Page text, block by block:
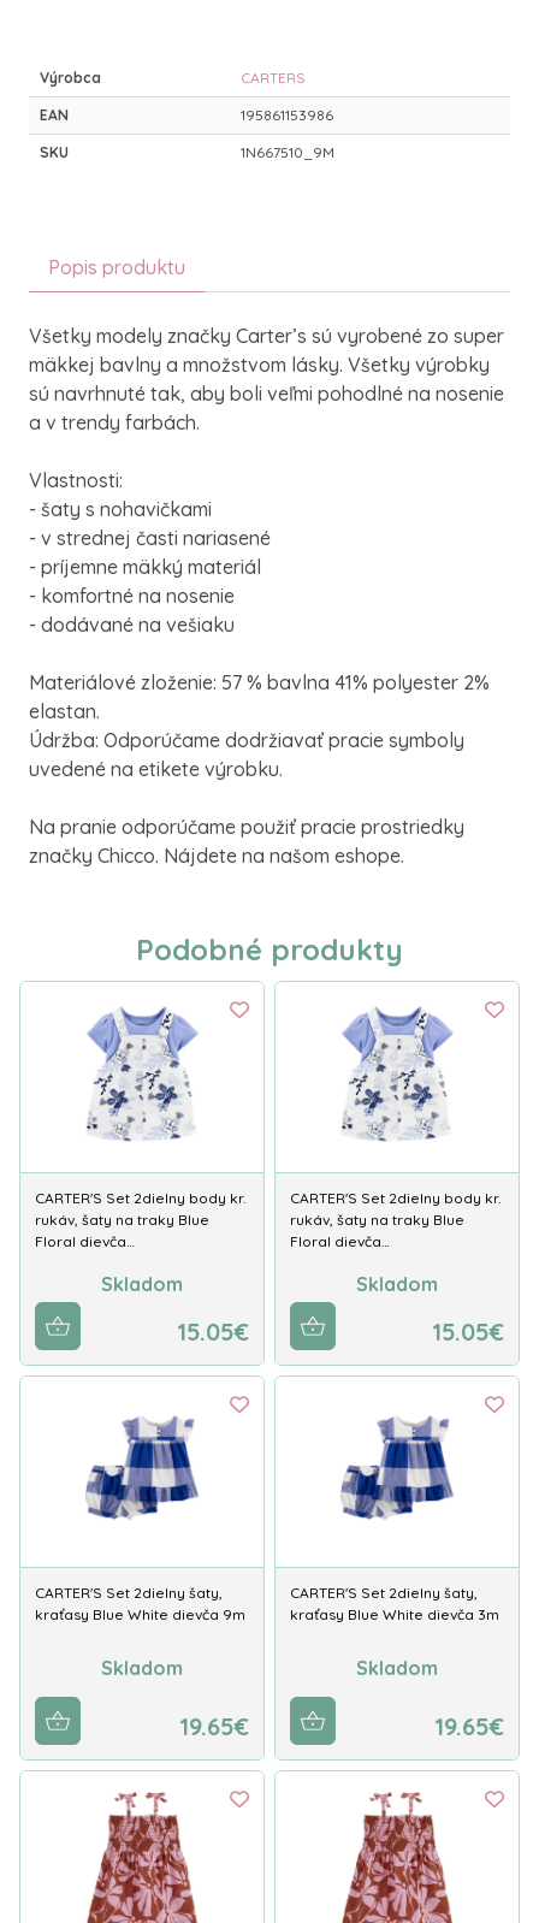
Výrobca CARTERS
EAN 195861153986
SKU 1N667510_9M
Popis produktu
Všetky modely značky Carter’s sú vyrobené zo super
mäkkej bavlny a množstvom lásky. Všetky výrobky
sú navrhnuté tak, aby boli veľmi pohodlné na nosenie
a v trendy farbách.
Vlastnosti:
- šaty s nohavičkami
- v strednej časti nariasené
- príjemne mäkký materiál
- komfortné na nosenie
- dodávané na vešiaku
Materiálové zloženie: 57 % bavlna 41% polyester 2%
elastan.
Údržba: Odporúčame dodržiavať pracie symboly
uvedené na etikete výrobku.
Na pranie odporúčame použiť pracie prostriedky
značky Chicco. Nájdete na našom eshope.
Podobné produkty
CARTER'S Set 2dielny body kr.
rukáv, šaty na traky Blue
Floral dievča…
Skladom
15.05€
CARTER'S Set 2dielny body kr.
rukáv, šaty na traky Blue
Floral dievča…
Skladom
15.05€
CARTER'S Set 2dielny šaty,
kraťasy Blue White dievča 9m
Skladom
19.65€
CARTER'S Set 2dielny šaty,
kraťasy Blue White dievča 3m
Skladom
19.65€